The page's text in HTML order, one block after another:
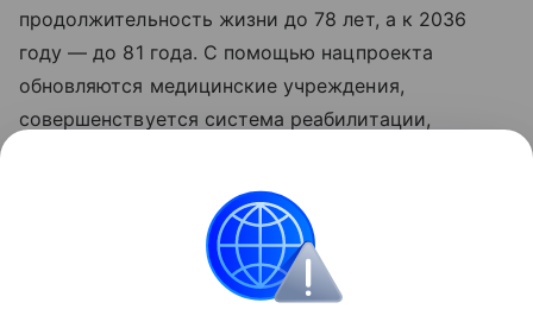
продолжительность жизни до 78 лет, а к 2036
году — до 81 года. С помощью нацпроекта
обновляются медицинские учреждения,
совершенствуется система реабилитации,
исследовательских центров, идет работа
по цифровизации здравоохранения. Обновленные
нацпроекты реализуются по решению
Президента РФ Владимира Путина с 2025 года.